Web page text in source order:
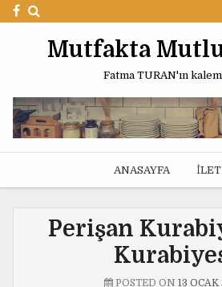
Mutfakta
Fatma TURAN'ın
ANASAYFA
Perişan
POSTED ON 13 OCAK